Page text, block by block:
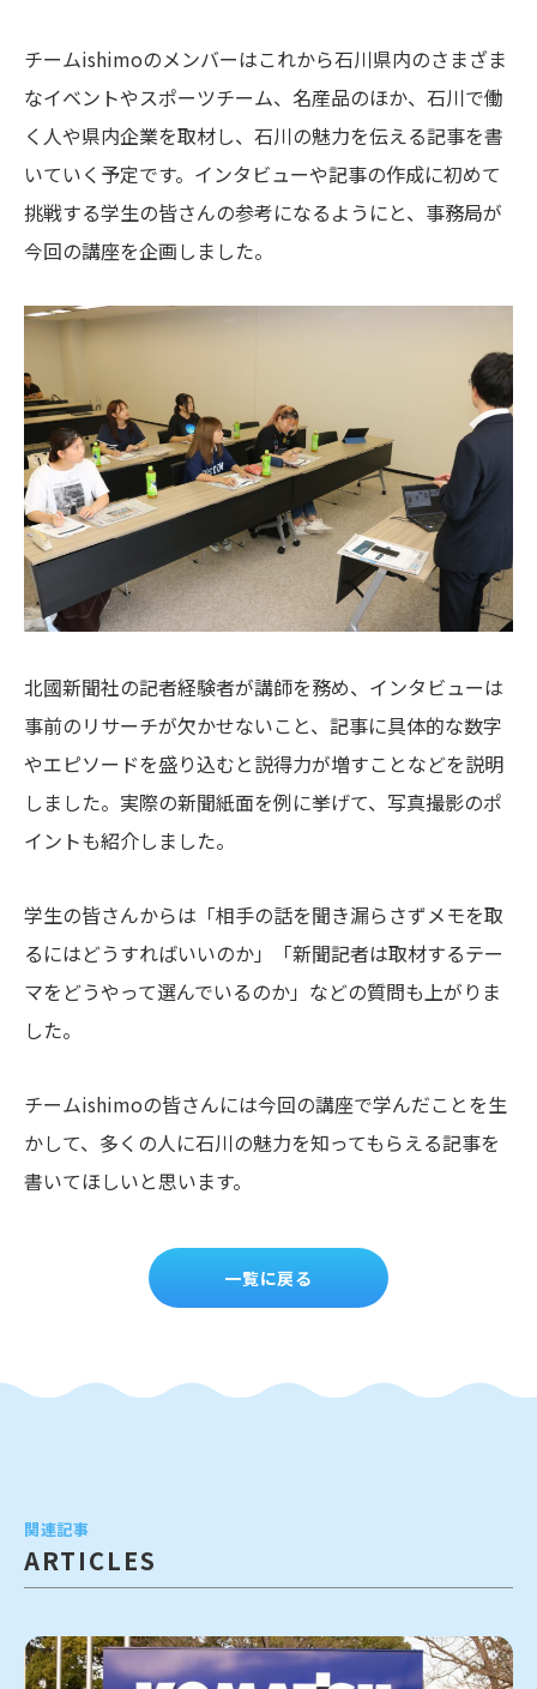
チームishimoのメンバーはこれから石川県内のさまざま
なイベントやスポーツチーム、名産品のほか、石川で働
く人や県内企業を取材し、石川の魅力を伝える記事を書
いていく予定です。インタビューや記事の作成に初めて
挑戦する学生の皆さんの参考になるようにと、事務局が
今回の講座を企画しました。
北國新聞社の記者経験者が講師を務め、インタビューは
事前のリサーチが欠かせないこと、記事に具体的な数字
やエピソードを盛り込むと説得力が増すことなどを説明
しました。実際の新聞紙面を例に挙げて、写真撮影のポ
イントも紹介しました。
学生の皆さんからは「相手の話を聞き漏らさずメモを取
るにはどうすればいいのか」「新聞記者は取材するテー
マをどうやって選んでいるのか」などの質問も上がりま
した。
チームishimoの皆さんには今回の講座で学んだことを生
かして、多くの人に石川の魅力を知ってもらえる記事を
書いてほしいと思います。
一覧に戻る
関連記事
ARTICLES